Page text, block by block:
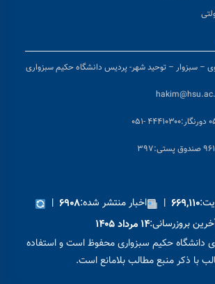
– سبزوار – توحید شهر- پردیس دانشگاه حکیم سبزواری
دورنگار:۴۴۴۱۰۳۰۰ -۰۵۱
۶۶۹,۱۱۰ | اخبار منتشر شده:۶۹۰۸ |
بروزرسانی:۱۴ مرداد ۱۴۰۵
دانشگاه حکیم سبزواری محفوظ است و استفاده
با ذکر منبع مطالب بلامانع است.